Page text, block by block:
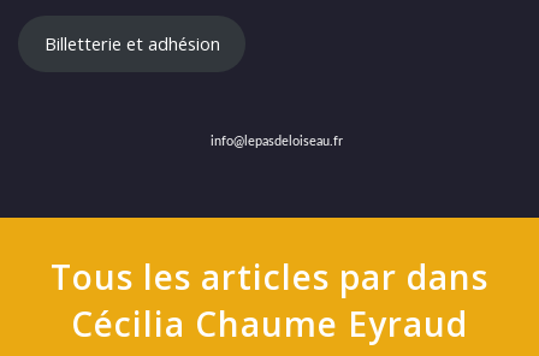
Billetterie et adhésion
info@lepasdeloiseau.fr
Tous les articles par dans
Cécilia Chaume Eyraud